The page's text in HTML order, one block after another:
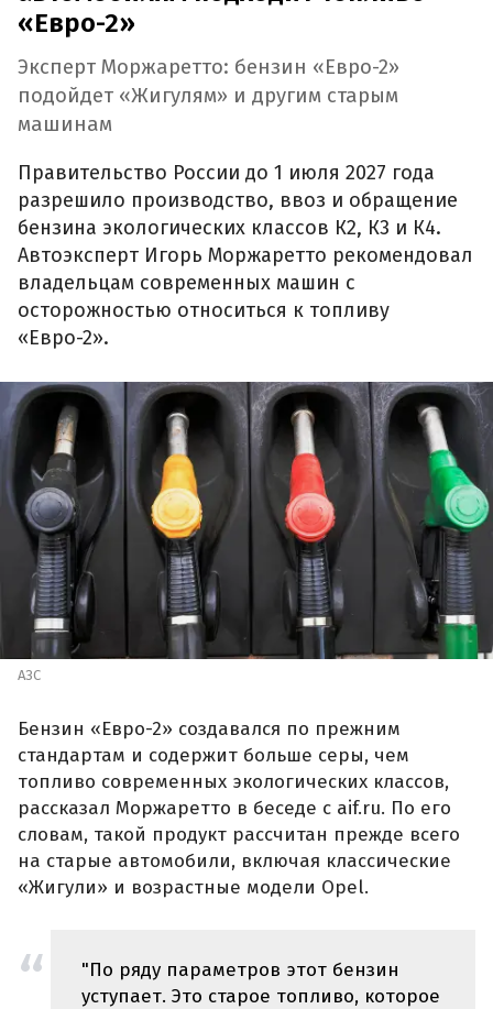
«Евро-2»
Эксперт Моржаретто: бензин «Евро-2»
подойдет «Жигулям» и другим старым
машинам
Правительство России до 1 июля 2027 года
разрешило производство, ввоз и обращение
бензина экологических классов К2, К3 и К4.
Автоэксперт Игорь Моржаретто рекомендовал
владельцам современных машин с
осторожностью относиться к топливу
«Евро-2».
АЗС
Бензин «Евро-2» создавался по прежним
стандартам и содержит больше серы, чем
топливо современных экологических классов,
рассказал Моржаретто в беседе с aif.ru. По его
словам, такой продукт рассчитан прежде всего
на старые автомобили, включая классические
«Жигули» и возрастные модели Opel.
"По ряду параметров этот бензин
уступает. Это старое топливо, которое